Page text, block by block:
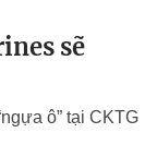
sẽ
ô” tại CKTG